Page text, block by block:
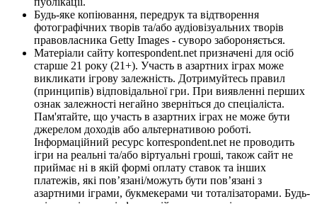
Будь-яке копіювання, передрук та відтворення
фотографічних творів та/або аудіовізуальних творів
правовласника Getty Images - суворо забороняється.
Матеріали сайту korrespondent.net призначені для осіб
старше 21 року (21+). Участь в азартних іграх може
викликати ігрову залежність. Дотримуйтесь правил
(принципів) відповідальної гри. При виявленні перших
ознак залежності негайно зверніться до спеціаліста.
Пам'ятайте, що участь в азартних іграх не може бути
джерелом доходів або альтернативою роботі.
Інформаційний ресурс korrespondent.net не проводить
ігри на реальні та/або віртуальні гроші, також сайт не
приймає ні в якій формі оплату ставок та інших
платежів, які пов’язані/можуть бути пов’язані з
азартними іграми, букмекерами чи тоталізаторами. Будь-